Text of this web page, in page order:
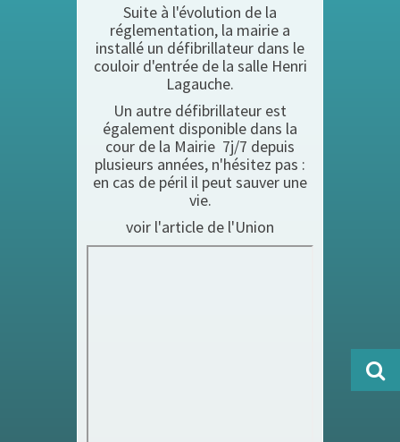
Suite à l'évolution de la
réglementation, la mairie a
installé un défibrillateur dans le
couloir d'entrée de la salle Henri
Lagauche.
Un autre défibrillateur est
également disponible dans la
cour de la Mairie 7j/7 depuis
plusieurs années, n'hésitez pas :
en cas de péril il peut sauver une
vie.
voir l'article de l'Union